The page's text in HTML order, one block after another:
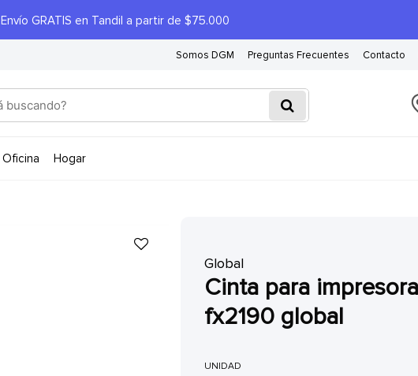
Envío GRATIS en Tandil a partir de $75.000
Somos DGM Preguntas Frecuentes Contacto
oficina hogar
Global
cinta para impresora epson
fx2190 global
UNIDAD